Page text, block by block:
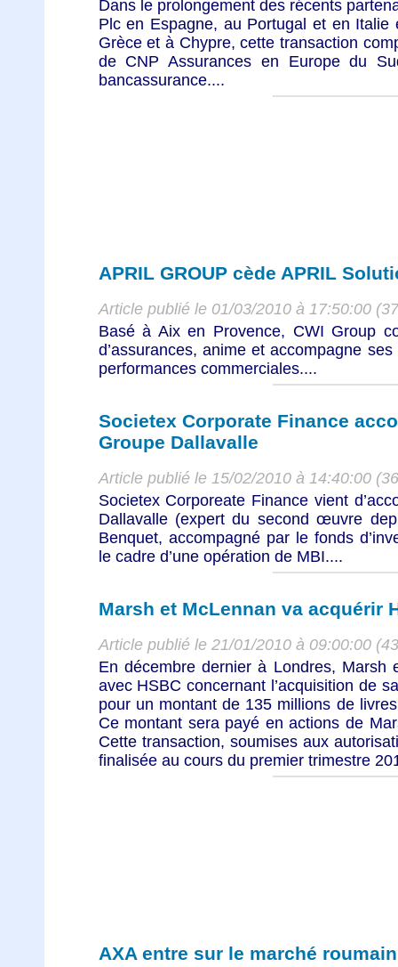
Dans le prolongement des récents
Plc en Espagne, au Portugal et en
Grèce et à Chypre, cette transaction
de CNP Assurances en Europe du
bancassurance....
APRIL GROUP cède APRIL
Article publié le 01/03/2010 à 17:50:00
Basé à Aix en Provence, CWI Group
d’assurances, anime et accompagne
performances commerciales....
Societex Corporate Finance
Groupe Dallavalle
Article publié le 15/02/2010 à 14:40:00
Societex Corporeate Finance vient
Dallavalle (expert du second œuvre
Benquet, accompagné par le fonds
le cadre d’une opération de MBI....
Marsh et McLennan va acquérir
Article publié le 21/01/2010 à 09:00:00
En décembre dernier à Londres, Marsh
avec HSBC concernant l’acquisition de
pour un montant de 135 millions de
Ce montant sera payé en actions de
Cette transaction, soumises aux
finalisée au cours du premier trimestre
AXA entre sur le marché